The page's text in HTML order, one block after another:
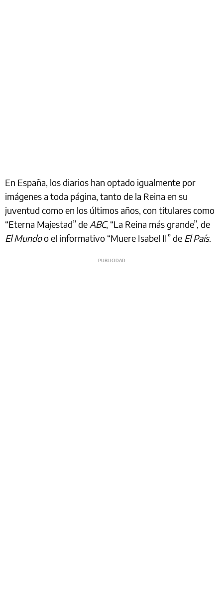
En España, los diarios han optado igualmente por
imágenes a toda página, tanto de la Reina en su
juventud como en los últimos años, con titulares como
“Eterna Majestad” de ABC, “La Reina más grande”, de
El Mundoo el informativo “Muere Isabel II” de El País.